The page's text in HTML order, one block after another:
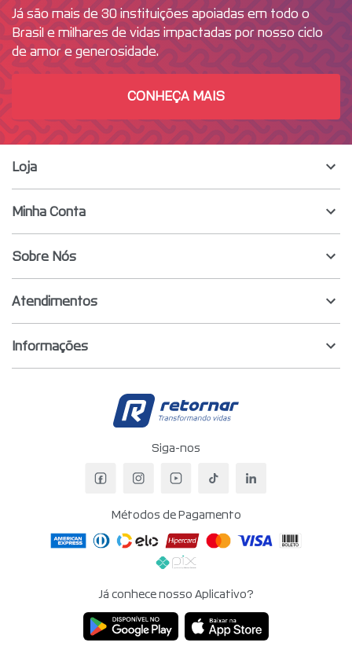
Já são mais de 30 instituições apoiadas em todo o
Brasil e milhares de vidas impactadas por nosso ciclo
de amor e generosidade.
CONHEÇA MAIS
Loja
Minha Conta
Sobre Nós
Atendimentos
Informações
Retornar -
Siga-nos
Facebook da Retornar
Instagram da Retornar
YouTube da Retornar
TikTok da Retornar
Métodos de Pagamento
Já conhece nosso Aplicativo?